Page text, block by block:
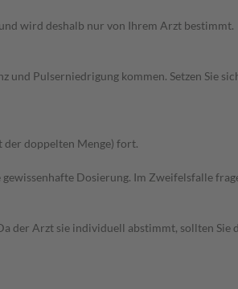
wird deshalb nur von Ihrem Arzt bestimmt.
Pulserniedrigung kommen. Setzen Sie
der doppelten Menge) fort.
Dosierung. Im Zweifelsfalle
der Arzt sie individuell abstimmt, sollten